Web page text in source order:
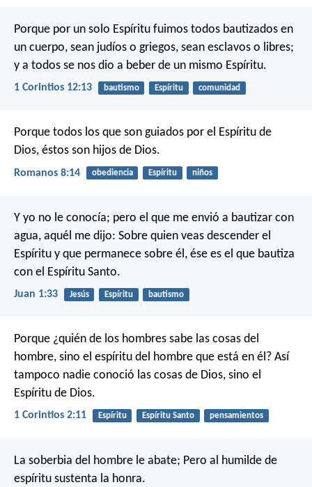
Porque por un solo Espíritu fuimos todos bautizados en
un cuerpo, sean judíos o griegos, sean esclavos o libres;
y a todos se nos dio a beber de un mismo Espíritu.
1 Corintios 12:13 bautismo Espíritu comunidad
Porque todos los que son guiados por el Espíritu de
Dios, éstos son hijos de Dios.
Romanos 8:14 obediencia Espíritu niños
Y yo no le conocía; pero el que me envió a bautizar con
agua, aquél me dijo: Sobre quien veas descender el
Espíritu y que permanece sobre él, ése es el que bautiza
con el Espíritu Santo.
Juan 1:33 Jesús Espíritu bautismo
Porque ¿quién de los hombres sabe las cosas del
hombre, sino el espíritu del hombre que está en él? Así
tampoco nadie conoció las cosas de Dios, sino el
Espíritu de Dios.
1 Corintios 2:11 Espíritu Espíritu Santo pensamientos
La soberbia del hombre le abate; Pero al humilde de
espíritu sustenta la honra.